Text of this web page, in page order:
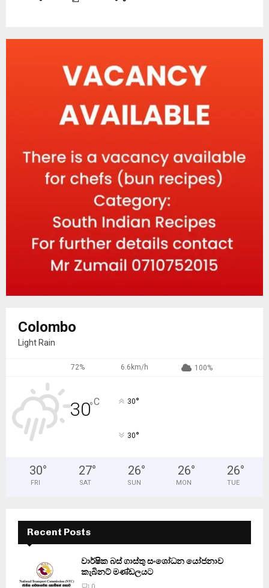
Colombo
Light Rain
72% 6.6km/h 100%
30°C 30°
30°
30°
FRI
27°
SAT
26°
SUN
26°
MON
26°
TUE
Recent Posts
වාර්ෂික බස් ගාස්තු සංශෝධන යෝජනාව
කැබිනට් මණ්ඩලයට